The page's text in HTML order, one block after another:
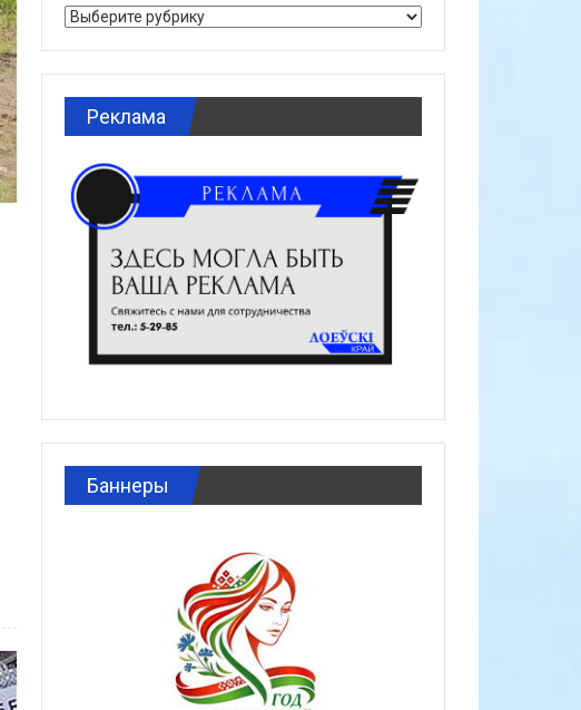
Рубрики
Реклама
Баннеры